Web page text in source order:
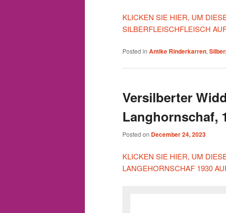
KLICKEN SIE HIER, UM
SILBERFLEISCHFLEISCH
Posted in Antike Rinderkarren,
Versilberter
Langhornschaf,
Posted on December 24, 2023
KLICKEN SIE HIER, UM
LANGEHORNSCHAF 1930